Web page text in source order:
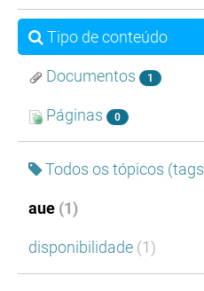
Tipo de conteúdo
Documentos 1
Páginas 0
Todos os tópicos
aue (1)
disponibilidade (1)